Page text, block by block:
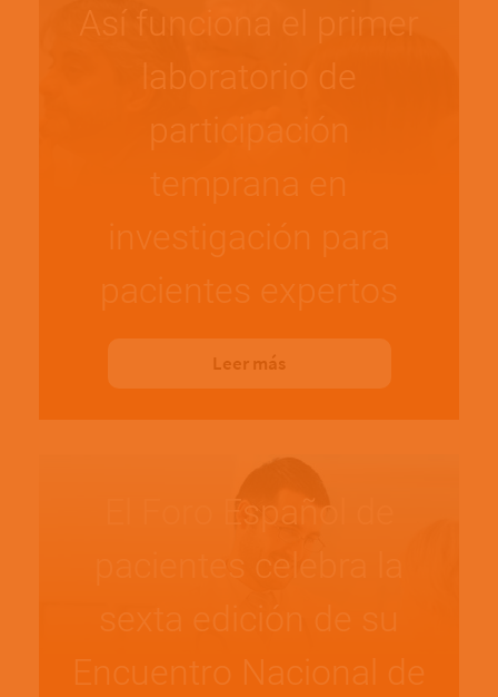
Así funciona el primer
laboratorio de
participación
temprana en
investigación para
pacientes expertos
Leer más
El Foro Español de
pacientes celebra la
sexta edición de su
Encuentro Nacional de